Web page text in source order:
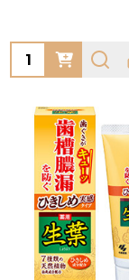
Quantity: